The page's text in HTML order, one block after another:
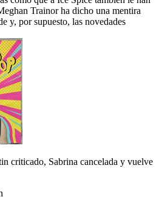
Trainor ha dicho una mentira
y, por supuesto, las novedades
criticado, Sabrina cancelada y vuelve